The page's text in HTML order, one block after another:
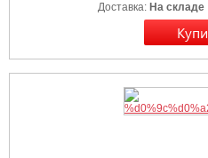
Доставка: На складе